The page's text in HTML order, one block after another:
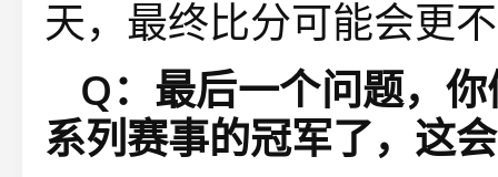
天，最终比分可能会更
Q：最后一个问题，
系列赛事的冠军了，这